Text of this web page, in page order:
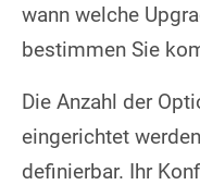
wann welche
bestimmen Sie
Die Anzahl der
eingerichtet
definierbar. Ihr